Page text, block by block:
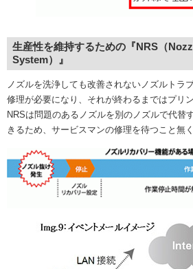
生産性を維持するための『NRS（
System）』
ノズルを洗浄しても改善されないノズルトラ
修理が必要になり、それが終わるまではプリ
NRSは問題のあるノズルを別のノズルで代替
きるため、サービスマンの修理を待つこと無